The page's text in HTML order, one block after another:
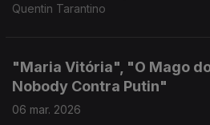
Quentin Tarantino
"Maria Vitória", "O Mago
Nobody Contra Putin"
06 mar. 2026